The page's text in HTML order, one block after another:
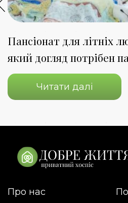
Пансіонат для літніх
який догляд потрібен
Читати далі
Про нас